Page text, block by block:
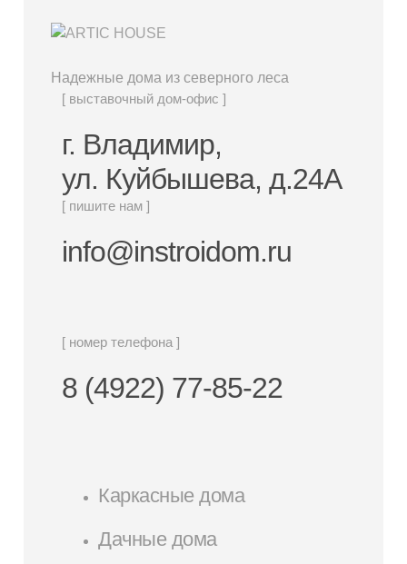
Надежные дома из северного леса
[ выставочный дом-офис ]
г. Владимир,
ул. Куйбышева, д.24А
[ пишите нам ]
info@instroidom.ru
[ номер телефона ]
8 (4922) 77-85-22
Каркасные дома
Дачные дома